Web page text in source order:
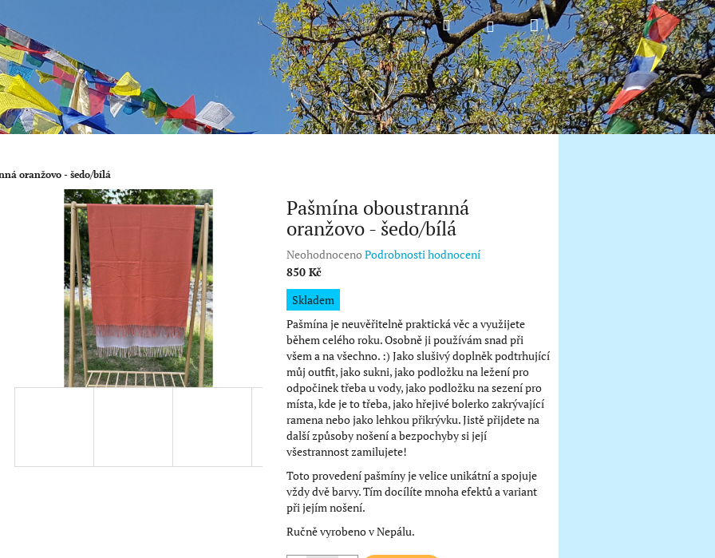
HledatPřihlášeníNákupní
košík
oranžovo - šedo/bílá
Pašmína oboustranná
oranžovo - šedo/bílá
Průměrné
hodnocení
je
0,0
z
5
hvězdiček.
Neohodnoceno Podrobnosti hodnocení
850 Kč
Měrná
cena:
Skladem
Pašmína je neuvěřitelně praktická věc a využijete
během celého roku. Osobně ji používám snad při
všem a na všechno. :) Jako slušivý doplněk podtrhující
můj outfit, jako sukni, jako podložku na ležení pro
odpočinek třeba u vody, jako podložku na sezení pro
místa, kde je to třeba, jako hřejivé bolerko zakrývající
ramena nebo jako lehkou přikrývku. Jistě přijdete na
další způsoby nošení a bezpochyby si její
všestrannost zamilujete!
Toto provedení pašmíny je velice unikátní a spojuje
vždy dvě barvy. Tím docílíte mnoha efektů a variant
při jejím nošení.
Ručně vyrobeno v Nepálu.